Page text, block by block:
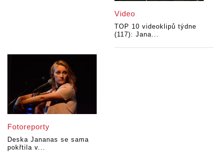
Video
TOP 10 videoklipů týdne
(117): Jana...
Fotoreporty
Deska Jananas se sama
pokřtila v...